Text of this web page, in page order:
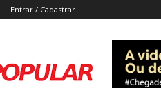
Entrar / Cadastrar